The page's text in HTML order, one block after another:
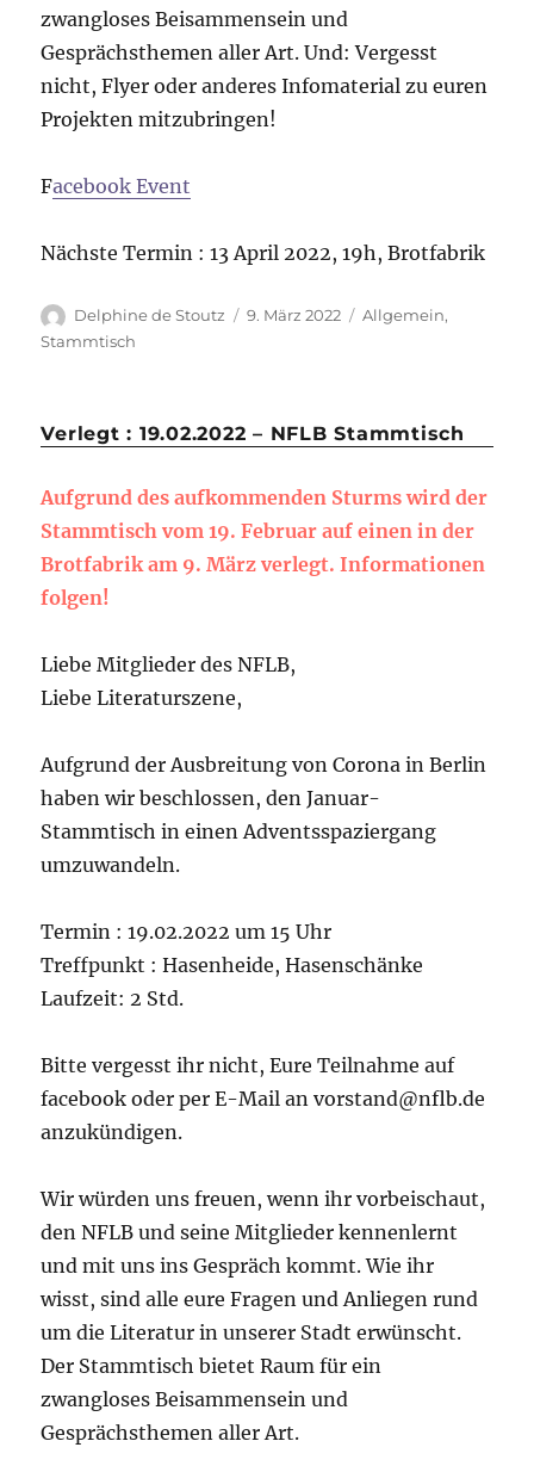
zwangloses Beisammensein und
Gesprächsthemen aller Art. Und: Vergesst
nicht, Flyer oder anderes Infomaterial zu euren
Projekten mitzubringen!
Facebook Event
Nächste Termin : 13 April 2022, 19h, Brotfabrik
Delphine de Stoutz 9. März 2022 Allgemein,
Stammtisch
Verlegt : 19.02.2022 – NFLB Stammtisch
Aufgrund des aufkommenden Sturms wird der
Stammtisch vom 19. Februar auf einen in der
Brotfabrik am 9. März verlegt. Informationen
folgen!
Liebe Mitglieder des NFLB,
Liebe Literaturszene,
Aufgrund der Ausbreitung von Corona in Berlin
haben wir beschlossen, den Januar-
Stammtisch in einen Adventsspaziergang
umzuwandeln.
Termin : 19.02.2022 um 15 Uhr
Treffpunkt : Hasenheide, Hasenschänke
Laufzeit: 2 Std.
Bitte vergesst ihr nicht, Eure Teilnahme auf
facebook oder per E-Mail an vorstand@nflb.de
anzukündigen.
Wir würden uns freuen, wenn ihr vorbeischaut,
den NFLB und seine Mitglieder kennenlernt
und mit uns ins Gespräch kommt. Wie ihr
wisst, sind alle eure Fragen und Anliegen rund
um die Literatur in unserer Stadt erwünscht.
Der Stammtisch bietet Raum für ein
zwangloses Beisammensein und
Gesprächsthemen aller Art.